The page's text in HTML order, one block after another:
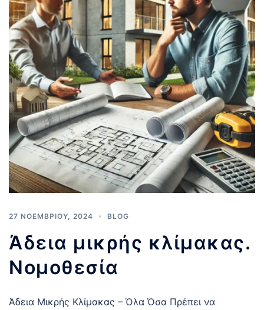
27 ΝΟΕΜΒΡΊΟΥ, 2024 BLOG
Άδεια μικρής κλίμακας.
Νομοθεσία
Άδεια Μικρής Κλίμακας – Όλα Όσα Πρέπει να